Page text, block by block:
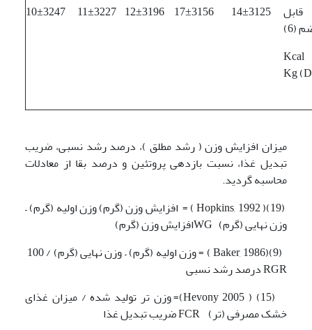
10±3247 11±3227 12±3196 17±3156 14±3125 قابل
(6)
Kg
میزان افزایش وزن ( رشد مطلق )، درصد رشد نسبی، ضریب
تبدیل غذا، نسبت بازدهی پروتئین و درصد بقا از معادلات
محاسبه گردید.
(19)( Hopkins, 1992 ) = افزایش وزن (گرم) وزن اولیه (گرم) –
وزن نهایی (گرم) WGافزایش وزن (گرم)
RGR درصد رشد نسبی
(15) ( Hevony 2005)= وزن تر تولید شده / میزان غذای
خشک مصرفی (تر) FCR ضریب تبدیل غذا